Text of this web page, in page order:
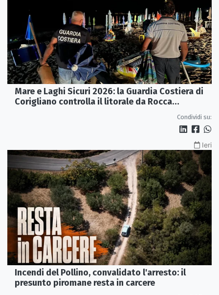
Mare e Laghi Sicuri 2026: la Guardia Costiera di
Corigliano controlla il litorale da Rocca
Condividi su:
Ieri
Incendi del Pollino, convalidato l'arresto: il
presunto piromane resta in carcere